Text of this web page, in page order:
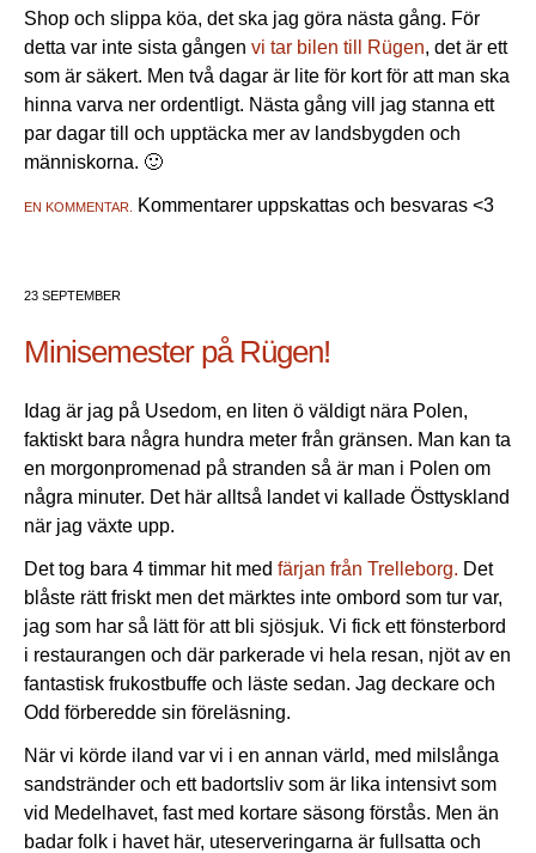
Shop och slippa köa, det ska jag göra nästa gång. För
detta var inte sista gången vi tar bilen till Rügen, det är ett
som är säkert. Men två dagar är lite för kort för att man ska
hinna varva ner ordentligt. Nästa gång vill jag stanna ett
par dagar till och upptäcka mer av landsbygden och
människorna. 🙂
EN KOMMENTAR. Kommentarer uppskattas och besvaras <3
23 SEPTEMBER
Minisemester på Rügen!
Idag är jag på Usedom, en liten ö väldigt nära Polen,
faktiskt bara några hundra meter från gränsen. Man kan ta
en morgonpromenad på stranden så är man i Polen om
några minuter. Det här alltså landet vi kallade Östtyskland
när jag växte upp.
Det tog bara 4 timmar hit med färjan från Trelleborg. Det
blåste rätt friskt men det märktes inte ombord som tur var,
jag som har så lätt för att bli sjösjuk. Vi fick ett fönsterbord
i restaurangen och där parkerade vi hela resan, njöt av en
fantastisk frukostbuffe och läste sedan. Jag deckare och
Odd förberedde sin föreläsning.
När vi körde iland var vi i en annan värld, med milslånga
sandstränder och ett badortsliv som är lika intensivt som
vid Medelhavet, fast med kortare säsong förstås. Men än
badar folk i havet här, uteserveringarna är fullsatta och